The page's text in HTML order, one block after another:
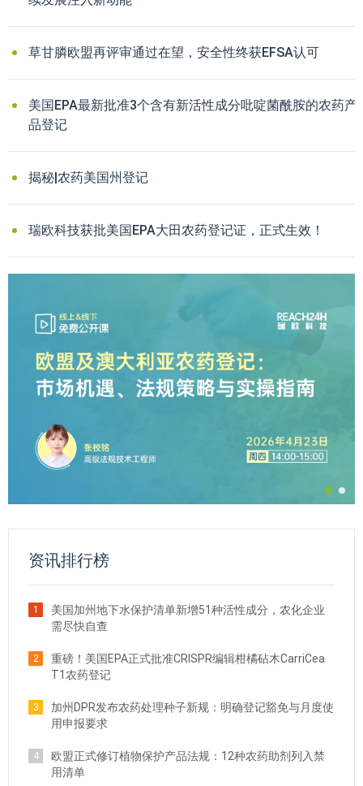
草甘膦欧盟再评审通过在望，安全性终获EFSA认可
美国EPA最新批准3个含有新活性成分吡啶菌酰胺的农药产
品登记
揭秘|农药美国州登记
瑞欧科技获批美国EPA大田农药登记证，正式生效！
资讯排行榜
1
美国加州地下水保护清单新增51种活性成分，农化企业
需尽快自查
2
重磅！美国EPA正式批准CRISPR编辑柑橘砧木CarriCea
T1农药登记
3
加州DPR发布农药处理种子新规：明确登记豁免与月度使
用申报要求
4
欧盟正式修订植物保护产品法规：12种农药助剂列入禁
用清单